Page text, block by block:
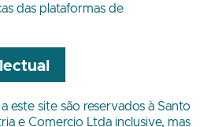
das plataformas de
este site são reservados à Santo
e Comercio Ltda inclusive, mas